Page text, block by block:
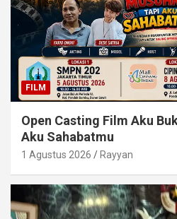
FILM
Open Casting Film Aku
Aku Sahabatmu
1 Agustus 2026 Rayyan